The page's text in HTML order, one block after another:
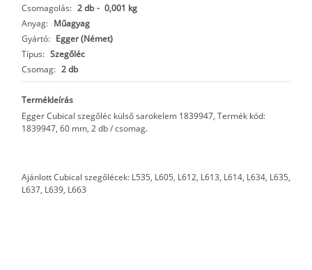
Csomagolás: 2 db - 0,001 kg
Anyag: Műagyag
Gyártó: Egger (Német)
Típus: Szegőléc
Csomag: 2 db
Termékleírás
Egger Cubical szegőléc külső sarokelem 1839947, Termék kód:
1839947, 60 mm, 2 db / csomag.
Ajánlott Cubical szegőlécek: L535, L605, L612, L613, L614, L634, L635,
L637, L639, L663